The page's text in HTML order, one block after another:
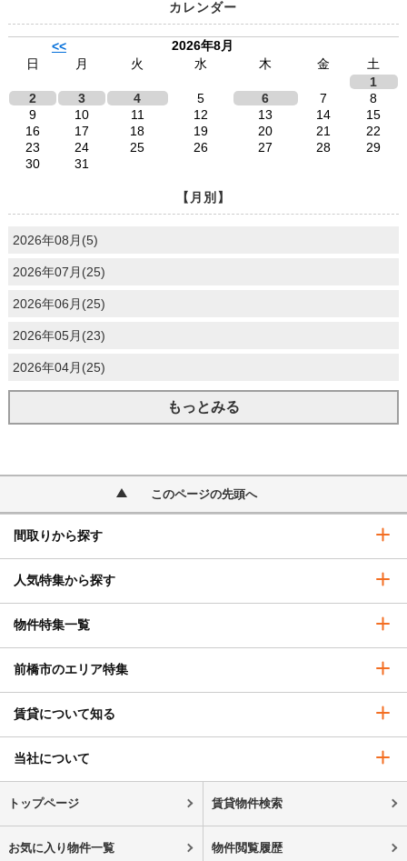
カレンダー
<<
2026年8月
日
月 火 水 木 金
土
1
2
3 4 5 6 7
8
9
10 11 12 13 14
15
16
17 18 19 20 21
22
23
24 25 26 27 28
29
30
31
【月別】
2026年08月(5)
2026年07月(25)
2026年06月(25)
2026年05月(23)
2026年04月(25)
もっとみる
このページの先頭へ
間取りから探す
人気特集から探す
物件特集一覧
前橋市のエリア特集
賃貸について知る
当社について
トップページ 賃貸物件検索
お気に入り物件一覧 物件閲覧履歴